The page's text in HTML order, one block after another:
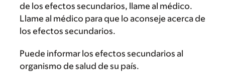
de los efectos secundarios, llame al médico.
Llame al médico para que lo aconseje acerca de
los efectos secundarios.
Puede informar los efectos secundarios al
organismo de salud de su país.